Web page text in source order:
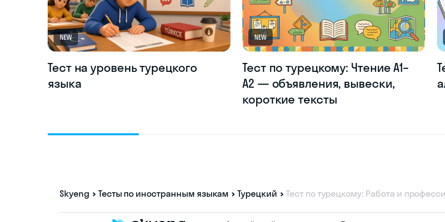
NEW
Тест на уровень турецкого
языка
NEW
Тест по турецкому: Чтение A1–
A2 — объявления, вывески,
короткие тексты
Skyeng Тесты по иностранным языкам Турецкий Тест по турецкому: Работа и